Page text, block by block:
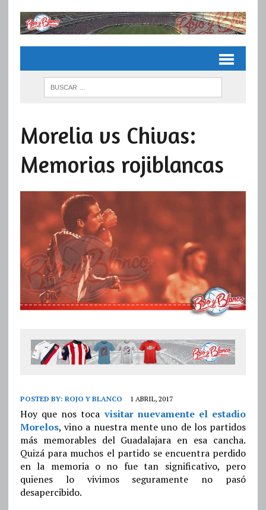
Morelia vs Chivas:
Memorias rojiblancas
POSTED BY: ROJO Y BLANCO 1 ABRIL, 2017
Hoy que nos toca visitar nuevamente el estadio
Morelos, vino a nuestra mente uno de los partidos
más memorables del Guadalajara en esa cancha.
Quizá para muchos el partido se encuentra perdido
en la memoria o no fue tan significativo, pero
quienes lo vivimos seguramente no pasó
desapercibido.